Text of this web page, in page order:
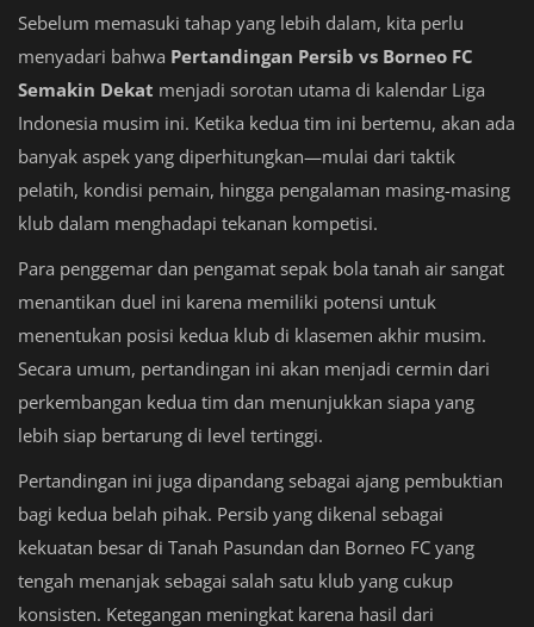
Sebelum memasuki tahap yang lebih dalam, kita perlu
menyadari bahwa Pertandingan Persib vs Borneo FC
Semakin Dekat menjadi sorotan utama di kalendar Liga
Indonesia musim ini. Ketika kedua tim ini bertemu, akan ada
banyak aspek yang diperhitungkan—mulai dari taktik
pelatih, kondisi pemain, hingga pengalaman masing-masing
klub dalam menghadapi tekanan kompetisi.
Para penggemar dan pengamat sepak bola tanah air sangat
menantikan duel ini karena memiliki potensi untuk
menentukan posisi kedua klub di klasemen akhir musim.
Secara umum, pertandingan ini akan menjadi cermin dari
perkembangan kedua tim dan menunjukkan siapa yang
lebih siap bertarung di level tertinggi.
Pertandingan ini juga dipandang sebagai ajang pembuktian
bagi kedua belah pihak. Persib yang dikenal sebagai
kekuatan besar di Tanah Pasundan dan Borneo FC yang
tengah menanjak sebagai salah satu klub yang cukup
konsisten. Ketegangan meningkat karena hasil dari